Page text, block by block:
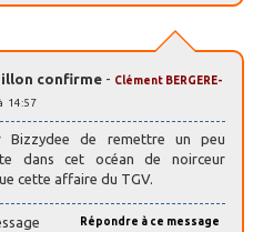
confirme - Clément BERGERE-
14:57
Bizzydee de remettre un peu
dans cet océan de noirceur
cette affaire du TGV.
Répondre à ce message